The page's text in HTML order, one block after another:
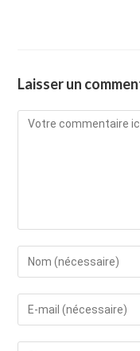
Laisser un
Comment
Enter
your
name
Enter
your
email